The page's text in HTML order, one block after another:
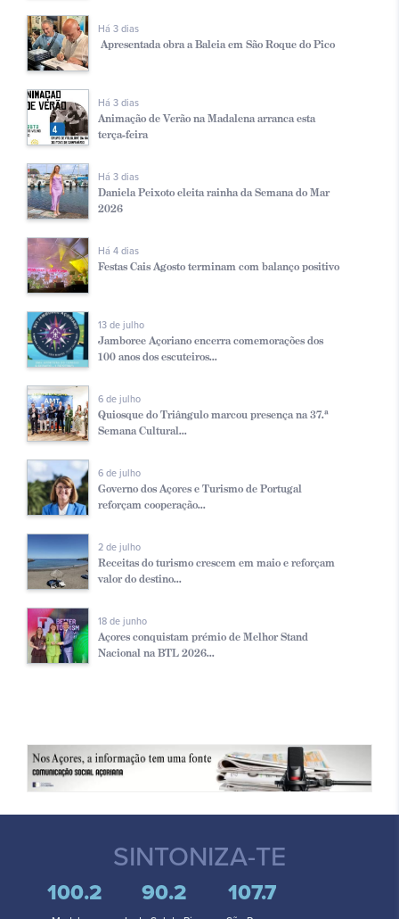
Há 3 dias
Apresentada obra a Baleia em São Roque do Pico
Há 3 dias
Animação de Verão na Madalena arranca esta
terça-feira
Há 3 dias
Daniela Peixoto eleita rainha da Semana do Mar
2026
Há 4 dias
Festas Cais Agosto terminam com balanço positivo
13 de julho
Jamboree Açoriano encerra comemorações dos
100 anos dos escuteiros...
6 de julho
Quiosque do Triângulo marcou presença na 37.ª
Semana Cultural...
6 de julho
Governo dos Açores e Turismo de Portugal
reforçam cooperação...
2 de julho
Receitas do turismo crescem em maio e reforçam
valor do destino...
18 de junho
Açores conquistam prémio de Melhor Stand
Nacional na BTL 2026...
SINTONIZA-TE
100.2 90.2 107.7